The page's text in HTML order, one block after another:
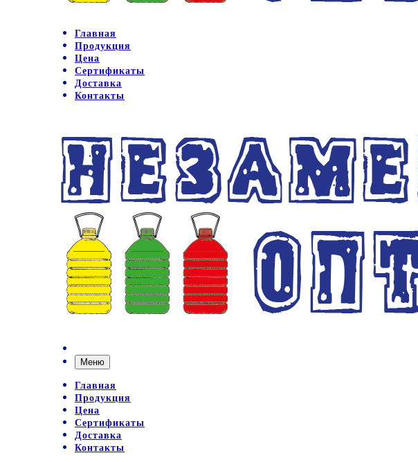
Главная
Продукция
Цена
Сертификаты
Доставка
Контакты
Меню
Главная
Продукция
Цена
Сертификаты
Доставка
Контакты